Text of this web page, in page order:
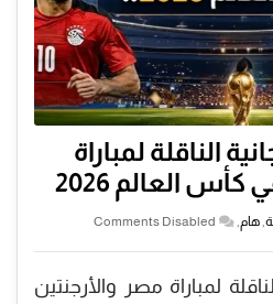
الناقلة لمباراة
العالم 2026
هام Comments Disabled
لمباراة مصر والأرجنتين